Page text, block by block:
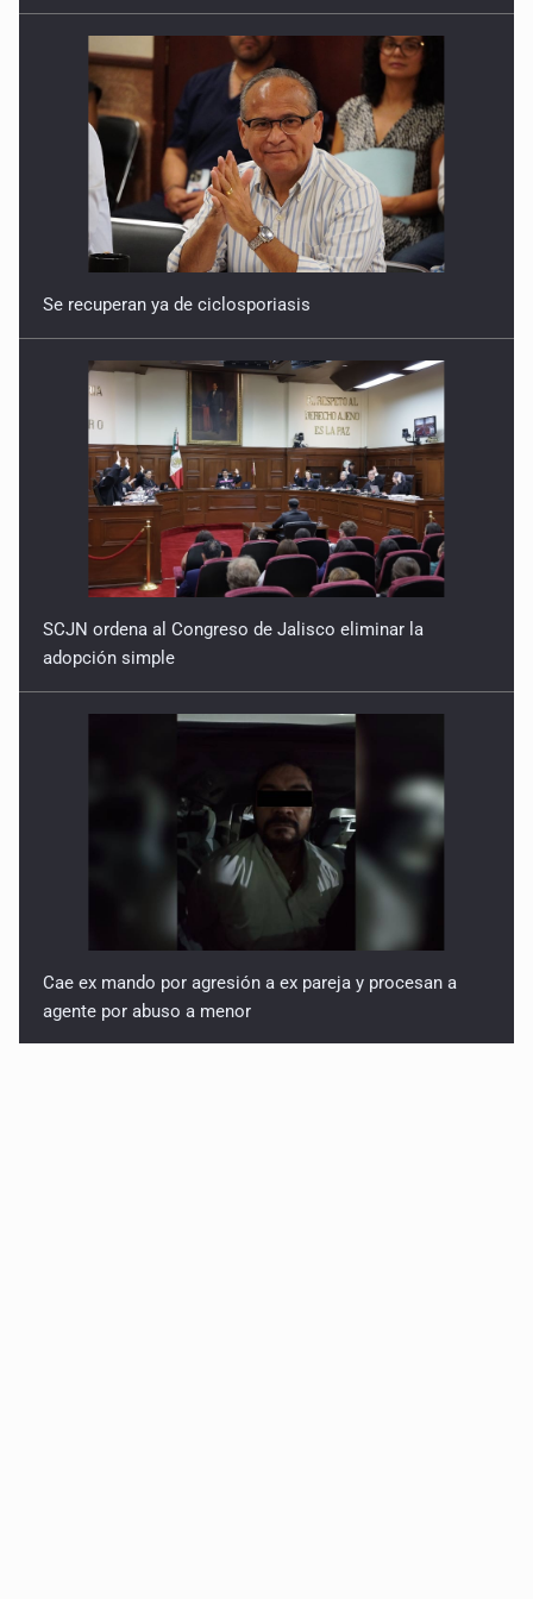
Se recuperan ya de ciclosporiasis
SCJN ordena al Congreso de Jalisco eliminar la
adopción simple
Cae ex mando por agresión a ex pareja y procesan a
agente por abuso a menor